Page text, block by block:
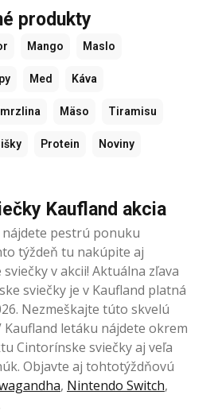
produkty
Mango Maslo
Med Káva
Mäso Tiramisu
Protein Noviny
Kaufland akcia
pestrú ponuku
týždeň tu nakúpite aj
v akcii! Aktuálna zľava
sviečky je v Kaufland platná
Nezmeškajte túto skvelú
letáku nájdete okrem
Cintorínske sviečky aj veľa
Objavte aj tohtotýždňovú
, Nintendo Switch,